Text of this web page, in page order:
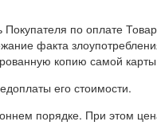
по оплате
факта
копию самой
его стоимости.
порядке. При этом